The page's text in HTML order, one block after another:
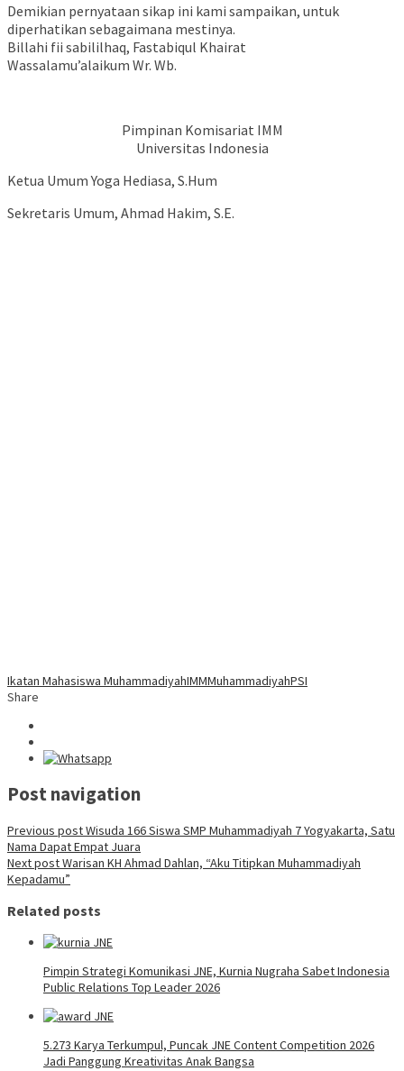
Demikian pernyataan sikap ini kami sampaikan, untuk
diperhatikan sebagaimana mestinya.
Billahi fii sabililhaq, Fastabiqul Khairat
Wassalamu’alaikum Wr. Wb.
Pimpinan Komisariat IMM
Universitas Indonesia
Ketua Umum Yoga Hediasa, S.Hum
Sekretaris Umum, Ahmad Hakim, S.E.
Ikatan Mahasiswa MuhammadiyahIMMMuhammadiyahPSI
Share
Post navigation
Previous postWisuda 166 Siswa SMP Muhammadiyah 7 Yogyakarta, Satu
Nama Dapat Empat Juara
Next postWarisan KH Ahmad Dahlan, “Aku Titipkan Muhammadiyah
Kepadamu”
Related posts
Pimpin Strategi Komunikasi JNE, Kurnia Nugraha Sabet Indonesia
Public Relations Top Leader 2026
5.273 Karya Terkumpul, Puncak JNE Content Competition 2026
Jadi Panggung Kreativitas Anak Bangsa